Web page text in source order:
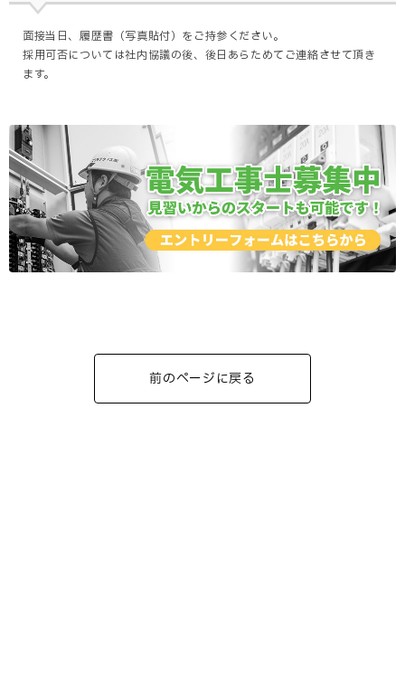
面接当日、履歴書（写真貼付）をご持参ください。
採用可否については社内協議の後、後日あらためてご連絡させて頂き
ます。
前のページに戻る